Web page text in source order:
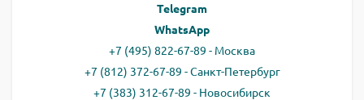
Telegram
WhatsApp
+7 (495) 822-67-89 - Москва
+7 (812) 372-67-89 - Санкт-Петербург
+7 (383) 312-67-89 - Новосибирск